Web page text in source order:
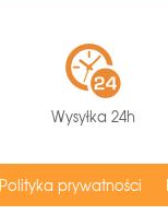
Wysyłka 24h
Polityka prywatności